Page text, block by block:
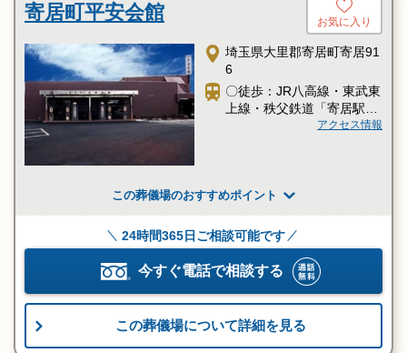
寄居町平安会館 お気に入り
埼玉県大里郡寄居町寄居91
6
〇徒歩：JR八高線・東武東
上線・秩父鉄道「寄居駅」
アクセス情報
この葬儀場のおすすめポイント
24時間365日ご相談可能です
今すぐ電話で相談する
この葬儀場について詳細を見る